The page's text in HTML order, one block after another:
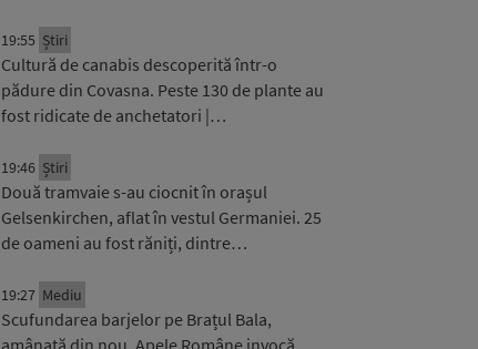
19:55 Știri
Cultură de canabis descoperită într-o
pădure din Covasna. Peste 130 de plante au
fost ridicate de anchetatori |…
19:46 Știri
Două tramvaie s-au ciocnit în orașul
Gelsenkirchen, aflat în vestul Germaniei. 25
de oameni au fost răniți, dintre…
19:27 Mediu
Scufundarea barjelor pe Brațul Bala,
amânată din nou. Apele Române invocă